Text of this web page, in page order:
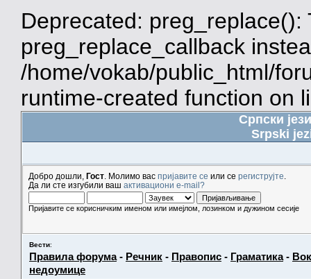
Deprecated:
preg_replace_callback
/home/vokab/public_html/
runtime-created function on
Српски
Srpski
Добро дошли, Гост . Молимо вас пријавите се или се региструјте
Да ли сте изгубили ваш активациони e-mail?
Пријавите се корисничким именом или имејлом, лозинком и дужином сесије
Вести:
Правила форума- Речник - Правопис - Граматика-
недоумице